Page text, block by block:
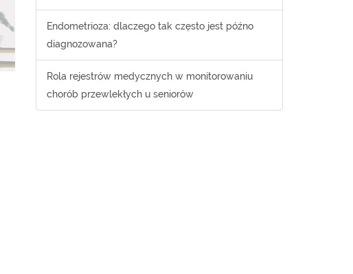
Endometrioza: dlaczego tak często jest późno
diagnozowana?
Rola rejestrów medycznych w monitorowaniu
chorób przewlekłych u seniorów